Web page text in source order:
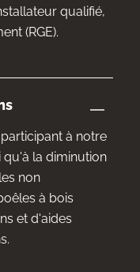
qualifié,
(RGE).
à notre
qu'à la diminution
non
à bois
et d'aides